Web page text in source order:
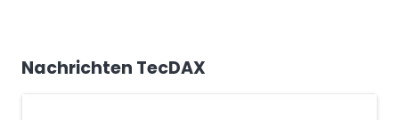
Nachrichten TecDAX